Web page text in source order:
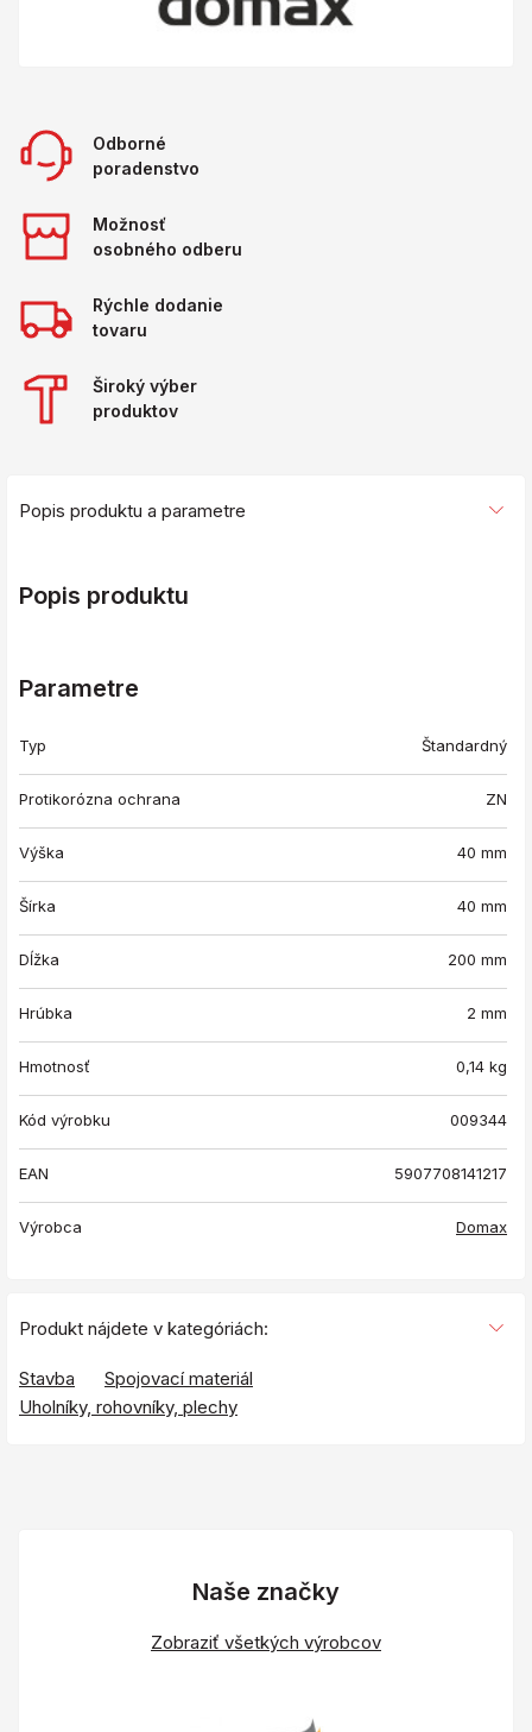
Odborné
poradenstvo
Možnosť
osobného odberu
Rýchle dodanie
tovaru
Široký výber
produktov
Popis produktu a parametre
Popis produktu
Parametre
Typ Štandardný
Protikorózna ochrana ZN
Výška 40 mm
Šírka 40 mm
Dĺžka 200 mm
Hrúbka 2 mm
Hmotnosť 0,14 kg
Kód výrobku 009344
EAN 5907708141217
Výrobca Domax
Produkt nájdete v kategóriách:
Stavba
Spojovací materiál
Uholníky, rohovníky, plechy
Naše značky
Zobraziť všetkých výrobcov